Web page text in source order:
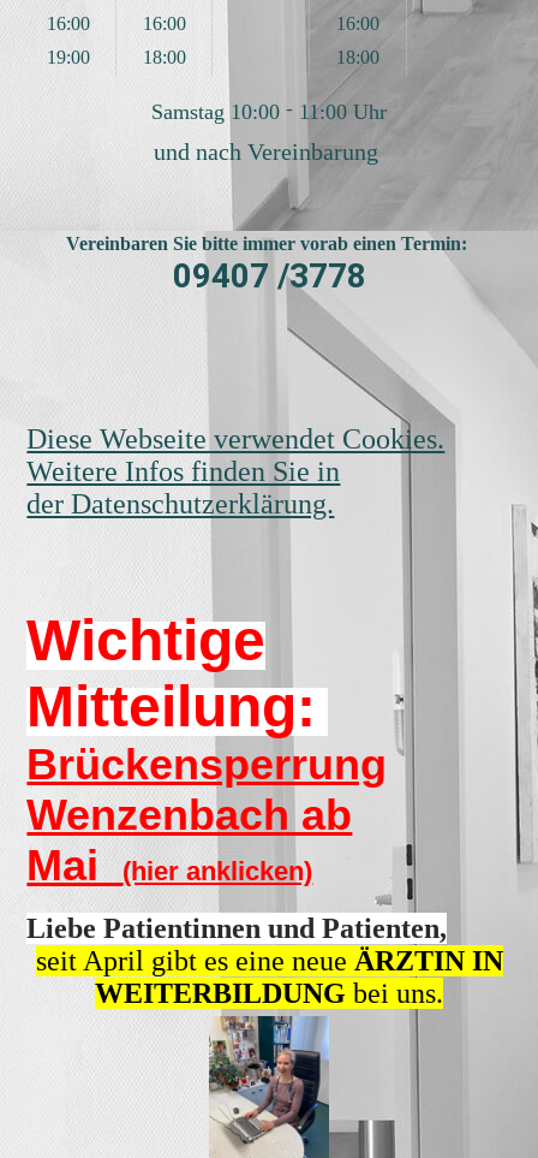
16:00
19:00
16:00
18:00
16:00
18:00
Samstag 10:00 - 11:00 Uhr
und nach Vereinbarung
Vereinbaren Sie bitte immer vorab einen Termin:
09407 /3778
Diese Webseite verwendet Cookies.
Weitere Infos finden Sie in
der Datenschutzerklärung.
Wichtige
Mitteilung:
Brückensperrung
Wenzenbach ab
Mai (hier anklicken)
Liebe Patientinnen und Patienten,
seit April gibt es eine neue ÄRZTIN IN
WEITERBILDUNG bei uns.